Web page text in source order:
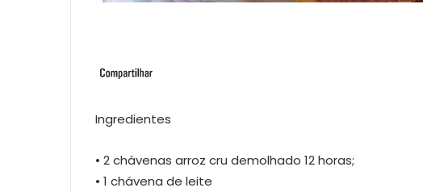
Ingredientes
• 2 chávenas arroz cru demolhado 12 horas;
• 1 chávena de leite